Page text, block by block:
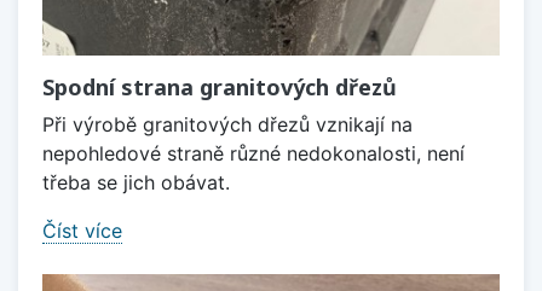
Spodní strana granitových dřezů
Při výrobě granitových dřezů vznikají na
nepohledové straně různé nedokonalosti, není
třeba se jich obávat.
Číst více